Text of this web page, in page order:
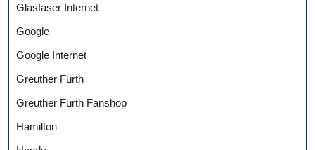
Glasfaser Internet
Google
Google Internet
Greuther Fürth
Greuther Fürth Fanshop
Hamilton